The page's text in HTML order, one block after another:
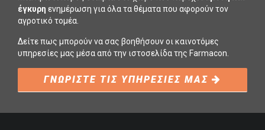
έγκυρη ενημέρωση για όλα τα θέματα που αφορούν τον
αγροτικό τομέα.
Δείτε πως μπορούν να σας βοηθήσουν οι καινοτόμες
υπηρεσίες μας μέσα από την ιστοσελίδα της Farmacon.
ΓΝΩΡΙΣΤΕ ΤΙΣ ΥΠΗΡΕΣΙΕΣ ΜΑΣ